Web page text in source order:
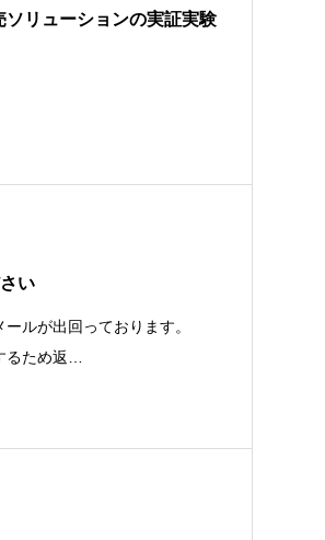
リューションの実証実験
い
ルが出回っております。
るため返…